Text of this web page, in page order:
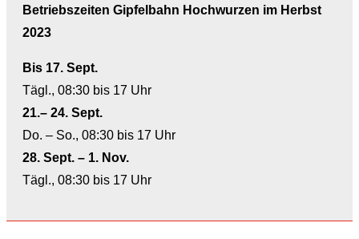
Betriebszeiten Gipfelbahn Hochwurzen im Herbst
2023
Bis 17. Sept.
Tägl., 08:30 bis 17 Uhr
21.– 24. Sept.
Do. – So., 08:30 bis 17 Uhr
28. Sept. – 1. Nov.
Tägl., 08:30 bis 17 Uhr